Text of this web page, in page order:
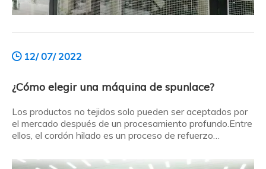
12/ 07/ 2022
¿Cómo elegir una máquina de spunlace?
Los productos no tejidos solo pueden ser aceptados por
el mercado después de un procesamiento profundo.Entre
ellos, el cordón hilado es un proceso de refuerzo
consumidores elegir una máquina de spunlace? Aquí está